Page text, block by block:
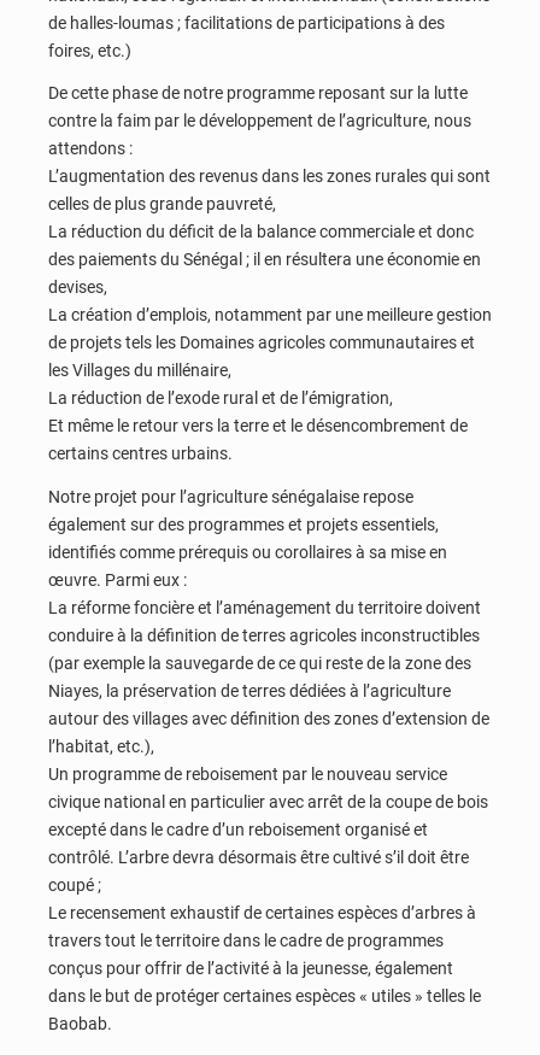
de halles-loumas ; facilitations de participations à des
foires, etc.)
De cette phase de notre programme reposant sur la lutte
contre la faim par le développement de l’agriculture, nous
attendons :
L’augmentation des revenus dans les zones rurales qui sont
celles de plus grande pauvreté,
La réduction du déficit de la balance commerciale et donc
des paiements du Sénégal ; il en résultera une économie en
devises,
La création d’emplois, notamment par une meilleure gestion
de projets tels les Domaines agricoles communautaires et
les Villages du millénaire,
La réduction de l’exode rural et de l’émigration,
Et même le retour vers la terre et le désencombrement de
certains centres urbains.
Notre projet pour l’agriculture sénégalaise repose
également sur des programmes et projets essentiels,
identifiés comme prérequis ou corollaires à sa mise en
œuvre. Parmi eux :
La réforme foncière et l’aménagement du territoire doivent
conduire à la définition de terres agricoles inconstructibles
(par exemple la sauvegarde de ce qui reste de la zone des
Niayes, la préservation de terres dédiées à l’agriculture
autour des villages avec définition des zones d’extension de
l’habitat, etc.),
Un programme de reboisement par le nouveau service
civique national en particulier avec arrêt de la coupe de bois
excepté dans le cadre d’un reboisement organisé et
contrôlé. L’arbre devra désormais être cultivé s’il doit être
coupé ;
Le recensement exhaustif de certaines espèces d’arbres à
travers tout le territoire dans le cadre de programmes
conçus pour offrir de l’activité à la jeunesse, également
dans le but de protéger certaines espèces « utiles » telles le
Baobab.